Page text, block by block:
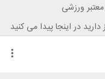
ورزشی
در اینجا پیدا می کنید